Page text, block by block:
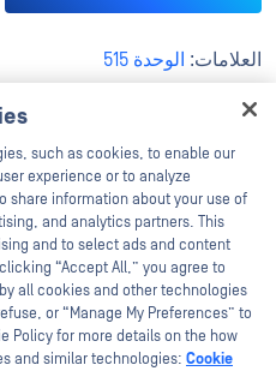
العلامات: الوحدة 515
such as cookies, to enable our
experience or to analyze
share information about your use of
and analytics partners. This
and to select ads and content
“Accept All,” you agree to
all cookies and other technologies
or “Manage My Preferences” to
Policy for more details on the how
and similar technologies: Cookie